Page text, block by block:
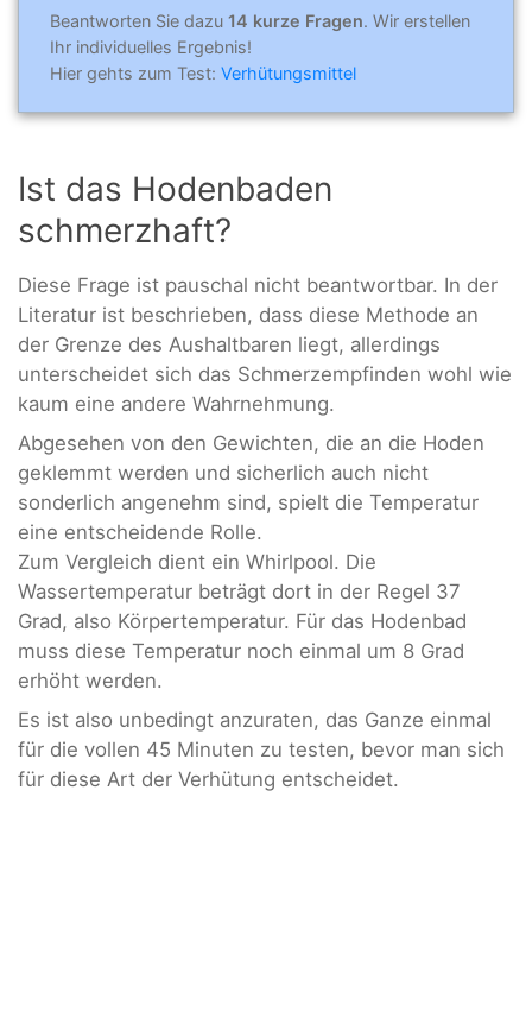
Beantworten Sie dazu 14 kurze Fragen. Wir erstellen
Ihr individuelles Ergebnis!
Hier gehts zum Test: Verhütungsmittel
Ist das Hodenbaden
schmerzhaft?
Diese Frage ist pauschal nicht beantwortbar. In der
Literatur ist beschrieben, dass diese Methode an
der Grenze des Aushaltbaren liegt, allerdings
unterscheidet sich das Schmerzempfinden wohl wie
kaum eine andere Wahrnehmung.
Abgesehen von den Gewichten, die an die Hoden
geklemmt werden und sicherlich auch nicht
sonderlich angenehm sind, spielt die Temperatur
eine entscheidende Rolle.
Zum Vergleich dient ein Whirlpool. Die
Wassertemperatur beträgt dort in der Regel 37
Grad, also Körpertemperatur. Für das Hodenbad
muss diese Temperatur noch einmal um 8 Grad
erhöht werden.
Es ist also unbedingt anzuraten, das Ganze einmal
für die vollen 45 Minuten zu testen, bevor man sich
für diese Art der Verhütung entscheidet.